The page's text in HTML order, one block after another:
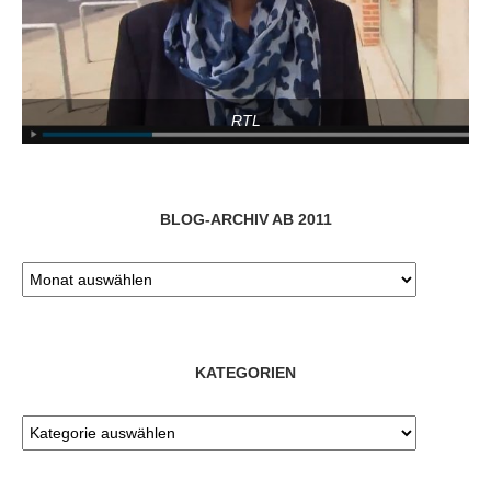
RTL
BLOG-ARCHIV AB 2011
KATEGORIEN